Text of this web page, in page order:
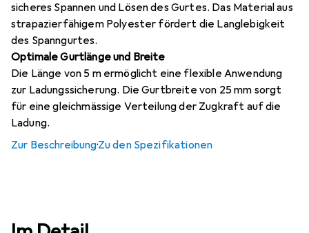
sicheres Spannen und Lösen des Gurtes. Das Material aus
strapazierfähigem Polyester fördert die Langlebigkeit
des Spanngurtes.
Optimale Gurtlänge und Breite
Die Länge von 5 m ermöglicht eine flexible Anwendung
zur Ladungssicherung. Die Gurtbreite von 25 mm sorgt
für eine gleichmässige Verteilung der Zugkraft auf die
Ladung.
Zur Beschreibung·Zu den Spezifikationen